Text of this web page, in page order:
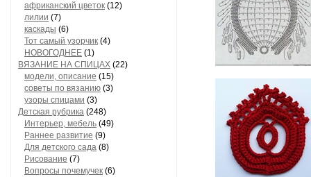
африканский цветок (12)
лилии (7)
каскады (6)
Тот самый узорчик (4)
НОВОГОДНЕЕ (1)
ВЯЗАНИЕ НА СПИЦАХ (22)
модели, описание (15)
советы по вязанию (3)
узоры спицами (3)
Детская рубрика (248)
Интерьер, мебель (49)
Раннее развитие (9)
Для детского сада (8)
Рисование (7)
Вопросы почемучек (6)